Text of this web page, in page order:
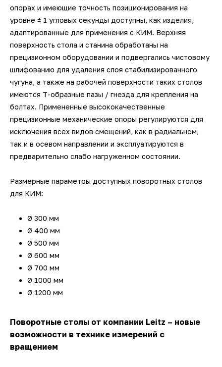
опорах и имеющие точность позиционирования на
уровне ± 1 угловых секунды доступны, как изделия,
адаптированные для применения с КИМ. Верхняя
поверхность стола и станина обработаны на
прецизионном оборудовании и подвергались чистовому
шлифованию для удаления слоя стабилизированного
чугуна, а также на рабочей поверхности таких столов
имеются Т-образные пазы / гнезда для крепления на
болтах. Примененные высококачественные
прецизионные механические опоры регулируются для
исключения всех видов смещений, как в радиальном,
так и в осевом направлении и эксплуатируются в
предварительно слабо нагруженном состоянии.
Размерные параметры доступных поворотных столов
для КИМ:
Ø 300 мм
Ø 400 мм
Ø 500 мм
Ø 600 мм
Ø 700 мм
Ø 1000 мм
Ø 1200 мм
Поворотные столы от компании Leitz – новые
возможности в технике измерений с
вращением